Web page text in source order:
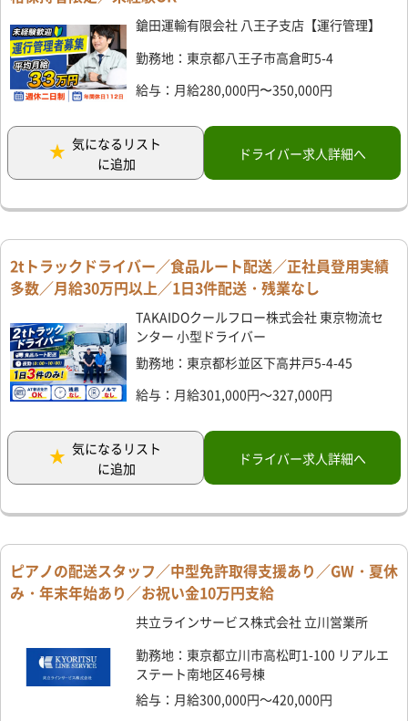
鎗田運輸有限会社 八王子支店【運行管理】
勤務地：東京都八王子市高倉町5-4
給与：月給280,000円〜350,000円
気になるリスト
に追加
ドライバー求人詳細へ
2tトラックドライバー／食品ルート配送／正社員登用実績
多数／月給30万円以上／1日3件配送・残業なし
TAKAIDOクールフロー株式会社 東京物流セ
ンター 小型ドライバー
勤務地：東京都杉並区下高井戸5-4-45
給与：月給301,000円～327,000円
気になるリスト
に追加
ドライバー求人詳細へ
ピアノの配送スタッフ／中型免許取得支援あり／GW・夏休
み・年末年始あり／お祝い金10万円支給
共立ラインサービス株式会社 立川営業所
勤務地：東京都立川市高松町1-100 リアルエ
ステート南地区46号棟
給与：月給300,000円～420,000円